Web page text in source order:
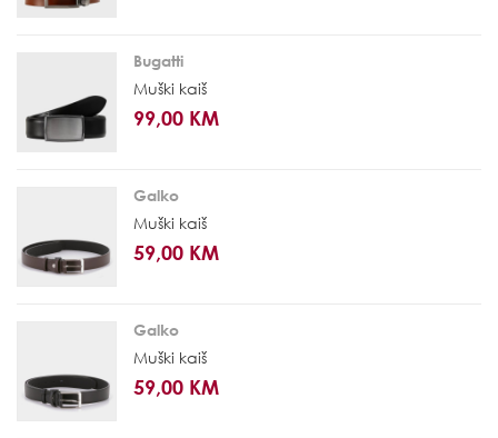
Bugatti
Muški kaiš
99,00 KM
Galko
Muški kaiš
59,00 KM
Galko
Muški kaiš
59,00 KM